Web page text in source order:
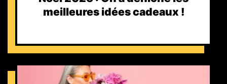
meilleures idées cadeaux !